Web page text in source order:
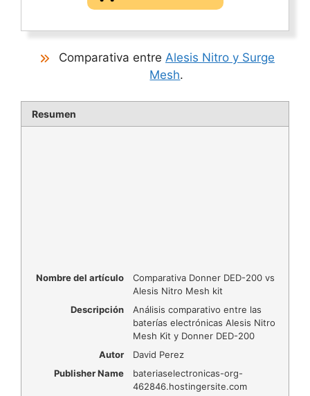
Comparativa entre Alesis Nitro y Surge
Mesh.
Resumen
Nombre del artículo
Comparativa Donner DED-200 vs
Alesis Nitro Mesh kit
Descripción
Análisis comparativo entre las
baterías electrónicas Alesis Nitro
Mesh Kit y Donner DED-200
Autor
David Perez
Publisher Name
bateriaselectronicas-org-
462846.hostingersite.com